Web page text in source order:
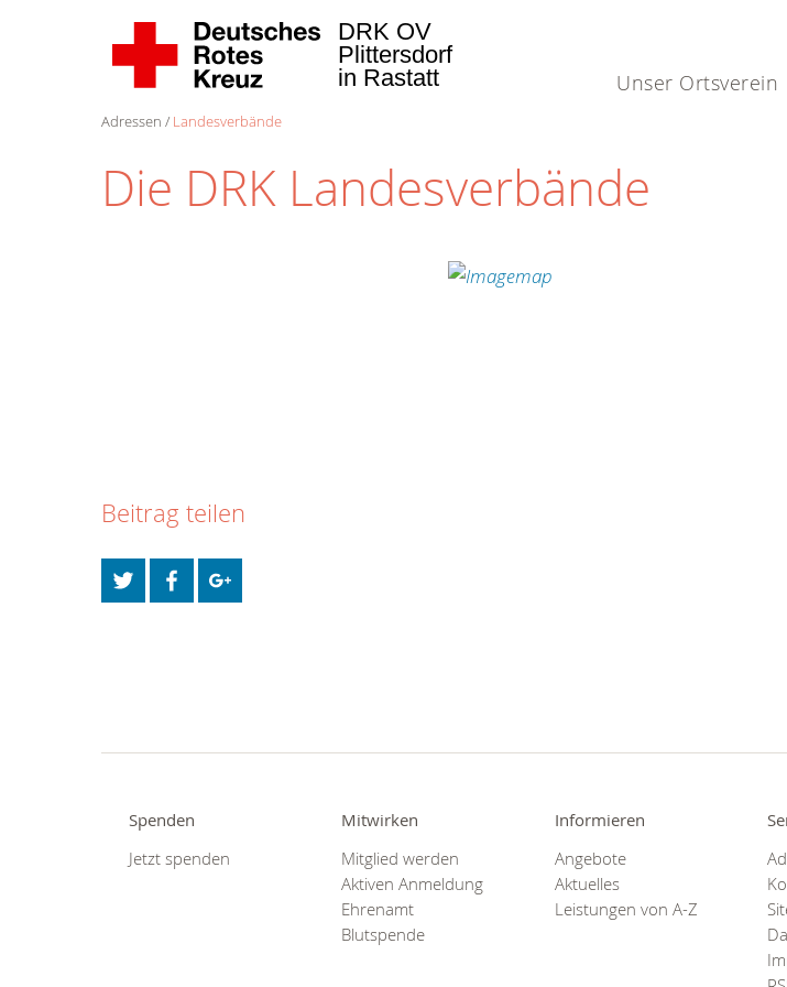
Unser Ortsverein
DRK OV
Plittersdorf
in Rastatt
Adressen Landesverbände
Die DRK Landesverbände
Beitrag teilen
Spenden
Jetzt spenden
Mitwirken
Mitglied werden
Aktiven Anmeldung
Ehrenamt
Blutspende
Informieren
Angebote
Aktuelles
Leistungen von A-Z